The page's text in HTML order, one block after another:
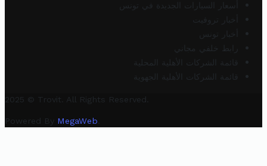
أسعار السيارات الجديدة في تونس
أخبار تروفيت
أخبار تونس
رابط خلفي مجاني
قائمة الشركات الأهلية المحلية
قائمة الشركات الأهلية الجهوية
2025 © Trovit. All Rights Reserved.
Powered By MegaWeb